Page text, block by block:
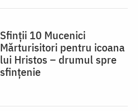
Sfinții 10 Mucenici
Mărturisitori pentru icoana
lui Hristos – drumul spre
sfințenie